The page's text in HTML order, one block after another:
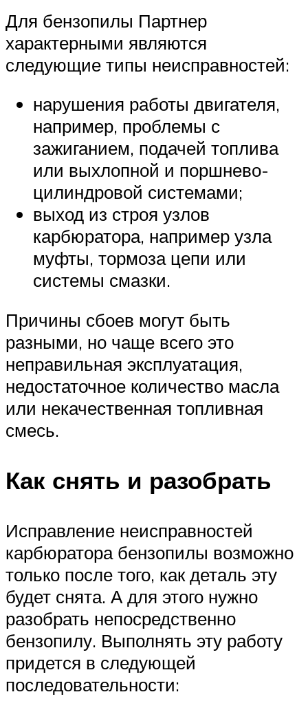
Для бензопилы Партнер
характерными являются
следующие типы неисправностей:
нарушения работы двигателя,
например, проблемы с
зажиганием, подачей топлива
или выхлопной и поршнево-
цилиндровой системами;
выход из строя узлов
карбюратора, например узла
муфты, тормоза цепи или
системы смазки.
Причины сбоев могут быть
разными, но чаще всего это
неправильная эксплуатация,
недостаточное количество масла
или некачественная топливная
смесь.
Как снять и разобрать
Исправление неисправностей
карбюратора бензопилы возможно
только после того, как деталь эту
будет снята. А для этого нужно
разобрать непосредственно
бензопилу. Выполнять эту работу
придется в следующей
последовательности: